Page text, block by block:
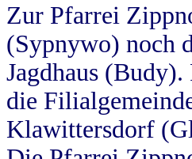
Zur Pfarrei
(Sypnywo) noch
Jagdhaus
die
Klawittersdorf